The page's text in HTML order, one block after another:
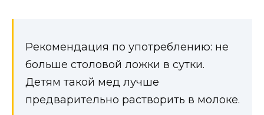
Рекомендация по употреблению: не
больше столовой ложки в сутки.
Детям такой мед лучше
предварительно растворить в молоке.